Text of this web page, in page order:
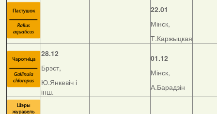
22.01
Мінск,
Т.Каржыцкая
28.12
Брэст,
Ю.Янкевіч і
інш.
01.12
Мінск,
А.Барадзін